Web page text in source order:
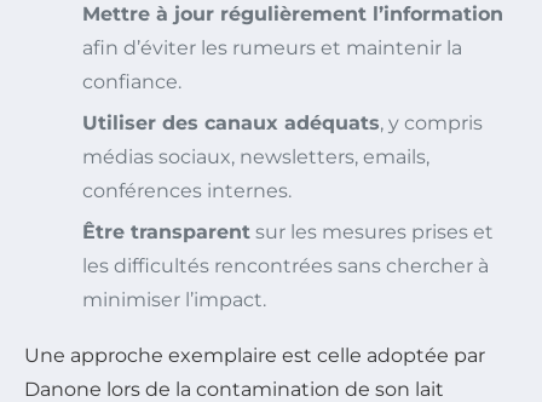
Mettre à jour régulièrement l’information
afin d’éviter les rumeurs et maintenir la
confiance.
Utiliser des canaux adéquats, y compris
médias sociaux, newsletters, emails,
conférences internes.
Être transparent sur les mesures prises et
les difficultés rencontrées sans chercher à
minimiser l’impact.
Une approche exemplaire est celle adoptée par
Danone lors de la contamination de son lait